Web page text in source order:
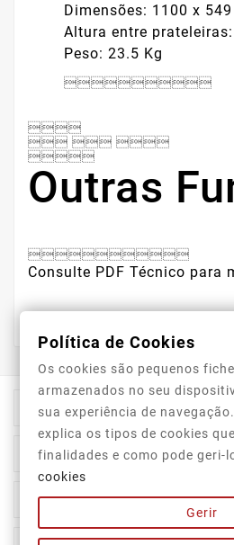
Dimensões: 1100 x
Altura entre
Peso: 23.5 Kg


  

Outras

Consulte PDF Técnico para
Informação Da Loja
Top Categorias
A Nossa Empresa
Política de Cookies
Os cookies são pequenos
armazenados no seu
sua experiência de
explica os tipos de cookies
finalidades e como pode geri-
cookies
Gerir